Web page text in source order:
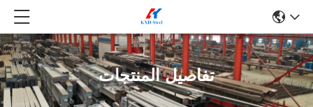
تفاصيل المنتجات